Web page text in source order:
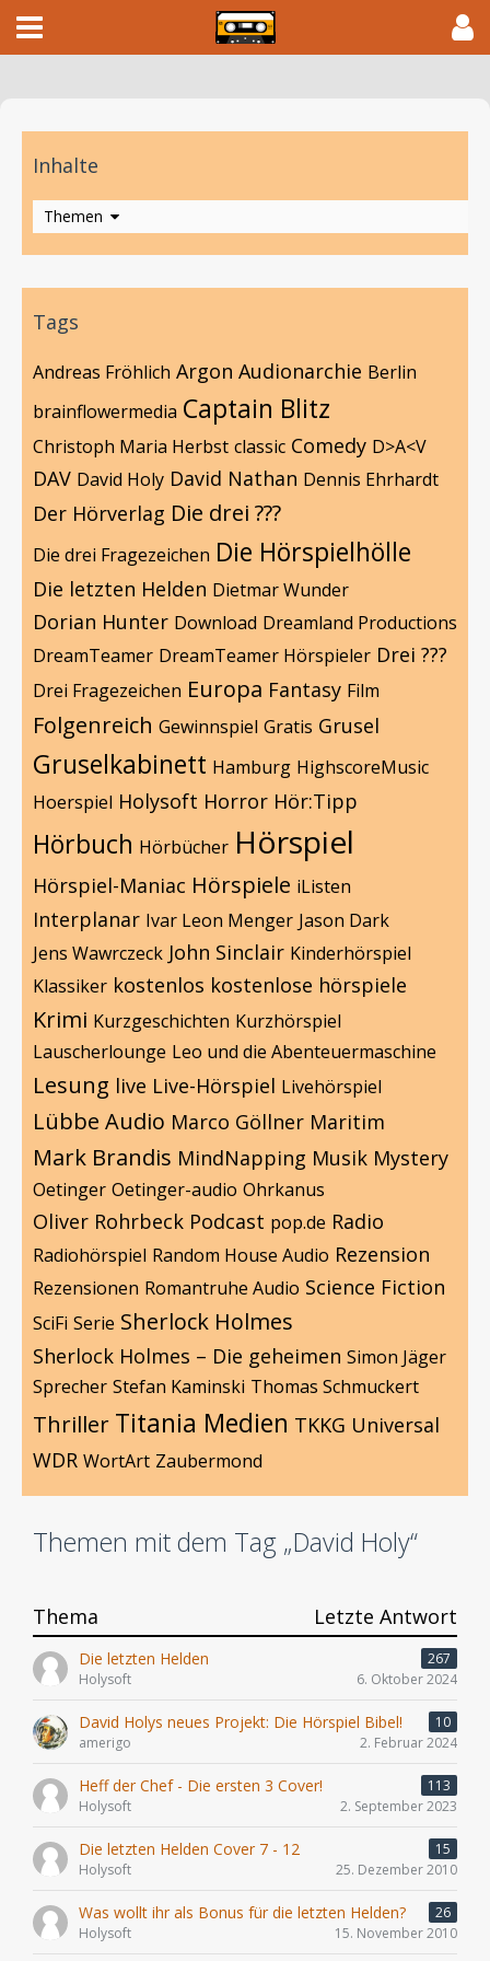
Inhalte
Themen
Tags
Andreas Fröhlich Argon Audionarchie Berlin
brainflowermedia Captain Blitz
Christoph Maria Herbst classic Comedy D>A<V
DAV David Holy David Nathan Dennis Ehrhardt
Der Hörverlag Die drei ???
Die drei Fragezeichen Die Hörspielhölle
Die letzten Helden Dietmar Wunder
Dorian Hunter Download Dreamland Productions
DreamTeamer DreamTeamer Hörspieler Drei ???
Drei Fragezeichen Europa Fantasy Film
Folgenreich Gewinnspiel Gratis Grusel
Gruselkabinett Hamburg HighscoreMusic
Hoerspiel Holysoft Horror Hör:Tipp
Hörbuch Hörbücher Hörspiel
Hörspiel-Maniac Hörspiele iListen
Interplanar Ivar Leon Menger Jason Dark
Jens Wawrczeck John Sinclair Kinderhörspiel
Klassiker kostenlos kostenlose hörspiele
Krimi Kurzgeschichten Kurzhörspiel
Lauscherlounge Leo und die Abenteuermaschine
Lesung live Live-Hörspiel Livehörspiel
Lübbe Audio Marco Göllner Maritim
Mark Brandis MindNapping Musik Mystery
Oetinger Oetinger-audio Ohrkanus
Oliver Rohrbeck Podcast pop.de Radio
Radiohörspiel Random House Audio Rezension
Rezensionen Romantruhe Audio Science Fiction
SciFi Serie Sherlock Holmes
Sherlock Holmes – Die geheimen Simon Jäger
Sprecher Stefan Kaminski Thomas Schmuckert
Thriller Titania Medien TKKG Universal
WDR WortArt Zaubermond
Themen mit dem Tag „David Holy“
Thema Letzte Antwort
Die letzten Helden
267
Holysoft
6. Oktober 2024
David Holys neues Projekt: Die Hörspiel Bibel!
10
amerigo
2. Februar 2024
Heff der Chef - Die ersten 3 Cover!
113
Holysoft
2. September 2023
Die letzten Helden Cover 7 - 12
15
Holysoft
25. Dezember 2010
Was wollt ihr als Bonus für die letzten Helden?
26
Holysoft
15. November 2010